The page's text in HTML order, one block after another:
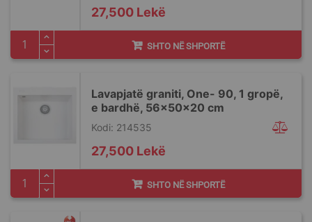
27,500 Lekë
SHTO NË SHPORTË
Lavapjatë graniti, One- 90, 1 gropë,
e bardhë, 56x50x20 cm
Kodi: 214535
27,500 Lekë
SHTO NË SHPORTË